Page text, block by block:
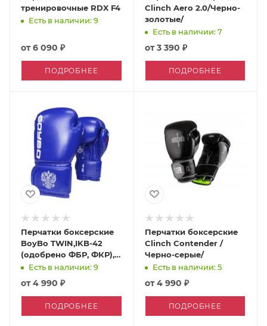
тренировочные RDX F4
Есть в наличии: 9
от6 090 ₽
ПОДРОБНЕЕ
Clinch Aero 2.0/Черно-
золотые/
Есть в наличии: 7
от3 390 ₽
ПОДРОБНЕЕ
Перчатки боксерские
BoyBo TWIN,IKB-42
(одобрено ФБР, ФКР),
синие
Есть в наличии: 9
от4 990 ₽
ПОДРОБНЕЕ
Перчатки боксерские
Clinch Contender /
Черно-серые/
Есть в наличии: 5
от4 990 ₽
ПОДРОБНЕЕ